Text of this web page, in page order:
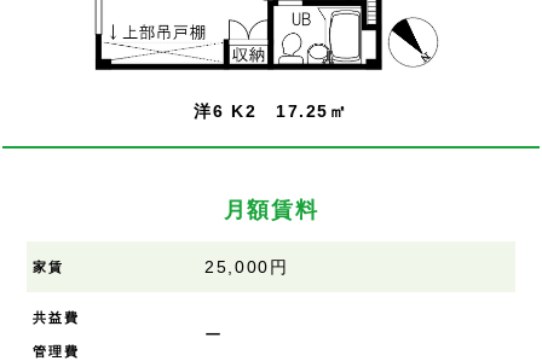
洋6 K2 17.25㎡
月額賃料
家賃 25,000円
共益費
管理費
ー